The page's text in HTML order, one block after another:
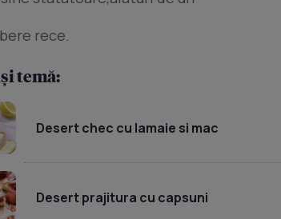
rece.
temă:
Desert chec cu lamaie si mac
Desert prajitura cu capsuni